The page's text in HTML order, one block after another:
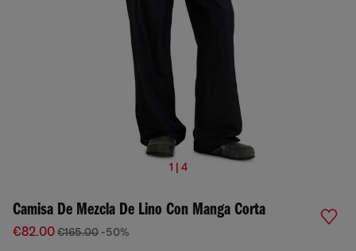
1 | 4
Camisa De Mezcla De Lino Con Manga Corta
€82.00€165.00 -50%